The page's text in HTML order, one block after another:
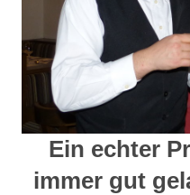
Ein echter
immer gut